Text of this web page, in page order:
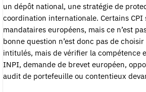
un dépôt national, une stratégie de
coordination internationale. Certains CPI
mandataires européens, mais ce n’est
bonne question n’est donc pas de
intitulés, mais de vérifier la compétence
INPI, demande de brevet européen,
audit de portefeuille ou contentieux